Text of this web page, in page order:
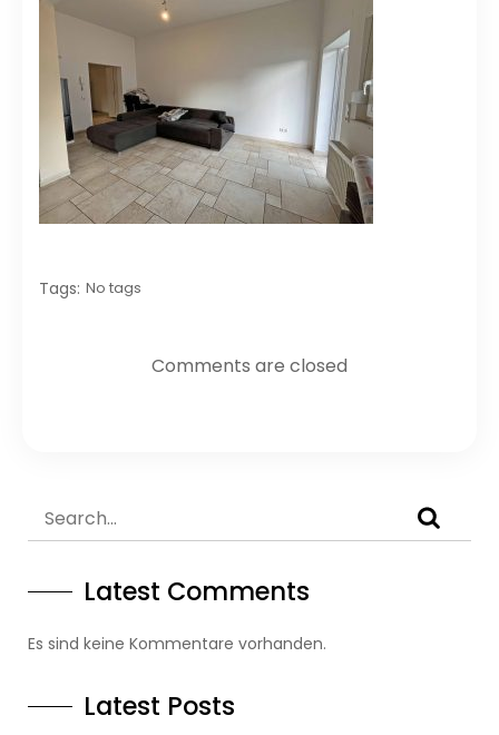
Tags: No tags
Comments are closed
Latest Comments
Es sind keine Kommentare vorhanden.
Latest Posts